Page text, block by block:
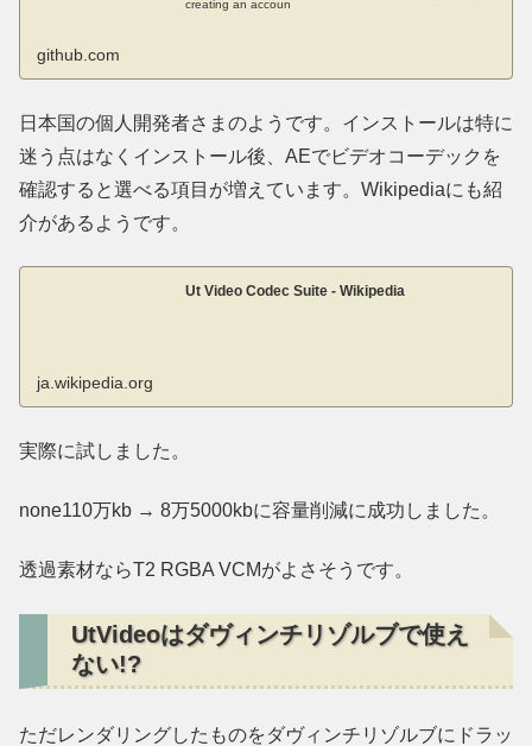
creating an accoun
github.com
日本国の個人開発者さまのようです。インストールは特に
迷う点はなくインストール後、AEでビデオコーデックを
確認すると選べる項目が増えています。Wikipediaにも紹
介があるようです。
Ut Video Codec Suite - Wikipedia
ja.wikipedia.org
実際に試しました。
none110万kb → 8万5000kbに容量削減に成功しました。
透過素材ならT2 RGBA VCMがよさそうです。
UtVideoはダヴィンチリゾルブで使え
ない!?
ただレンダリングしたものをダヴィンチリゾルブにドラッ